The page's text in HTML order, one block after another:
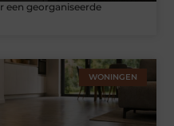
een georganiseerde
WONINGEN